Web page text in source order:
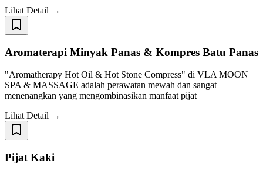
Lihat Detail →
Aromaterapi Minyak Panas & Kompres Batu Panas
"Aromatherapy Hot Oil & Hot Stone Compress" di VLA MOON
SPA & MASSAGE adalah perawatan mewah dan sangat
menenangkan yang mengombinasikan manfaat pijat
Lihat Detail →
Pijat Kaki